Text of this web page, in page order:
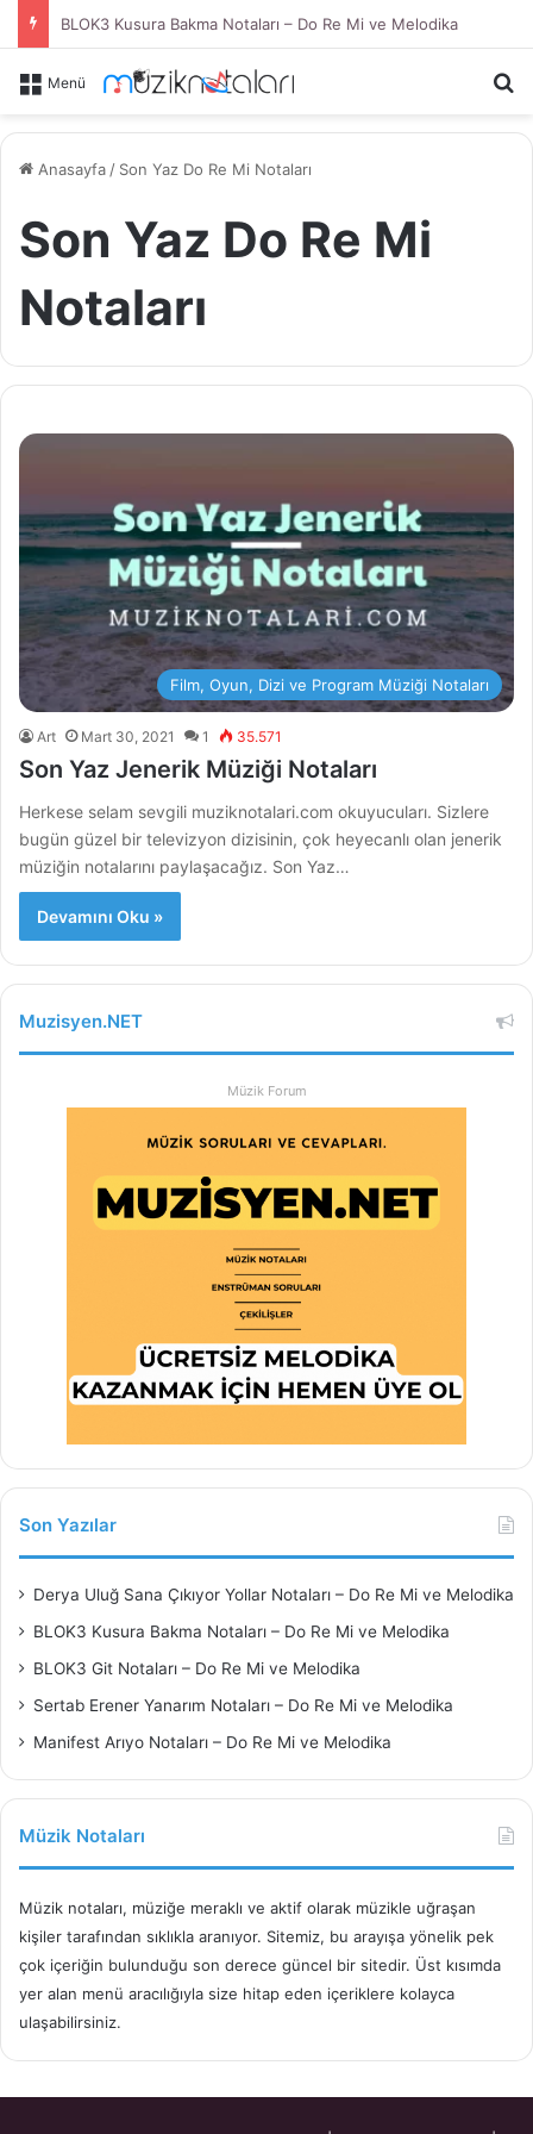
BLOK3 Kusura Bakma Notaları – Do Re Mi ve Melodika
Menü
Anasayfa / Son Yaz Do Re Mi Notaları
Son Yaz Do Re Mi
Notaları
Film, Oyun, Dizi ve Program Müziği Notaları
Art Mart 30, 2021 1 35.571
Son Yaz Jenerik Müziği Notaları
Herkese selam sevgili muziknotalari.com okuyucuları. Sizlere
bugün güzel bir televizyon dizisinin, çok heyecanlı olan jenerik
müziğin notalarını paylaşacağız. Son Yaz…
Devamını Oku »
Muzisyen.NET
Müzik Forum
Son Yazılar
Derya Uluğ Sana Çıkıyor Yollar Notaları – Do Re Mi ve Melodika
BLOK3 Kusura Bakma Notaları – Do Re Mi ve Melodika
BLOK3 Git Notaları – Do Re Mi ve Melodika
Sertab Erener Yanarım Notaları – Do Re Mi ve Melodika
Manifest Arıyo Notaları – Do Re Mi ve Melodika
Müzik Notaları
Müzik notaları, müziğe meraklı ve aktif olarak müzikle uğraşan
kişiler tarafından sıklıkla aranıyor. Sitemiz, bu arayışa yönelik pek
çok içeriğin bulunduğu son derece güncel bir sitedir. Üst kısımda
yer alan menü aracılığıyla size hitap eden içeriklere kolayca
ulaşabilirsiniz.